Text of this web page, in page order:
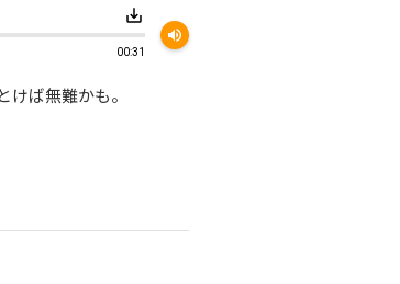
save_alt
00:31
volume_up
ば無難かも。